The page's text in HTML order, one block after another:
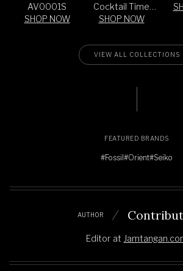
AV0001S
SHOP NOW
Cocktail Time
Old Fashioned
SHOP NOW
VIEW ALL COLLECTIONS
FEATURED BRANDS
#Fossil#Orient#Seiko
AUTHOR
Editor at